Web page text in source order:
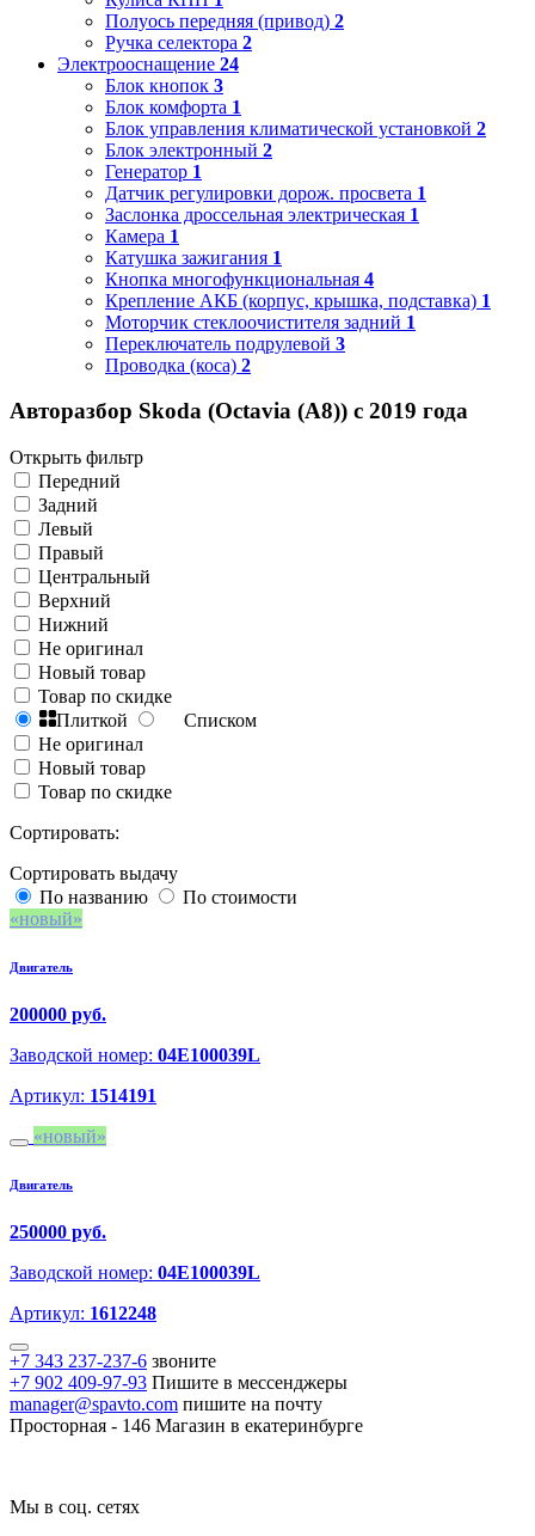
Полуось передняя (привод) 2
Ручка селектора 2
Электрооснащение 24
Блок кнопок 3
Блок комфорта 1
Блок управления климатической установкой 2
Блок электронный 2
Генератор 1
Датчик регулировки дорож. просвета 1
Заслонка дроссельная электрическая 1
Камера 1
Катушка зажигания 1
Кнопка многофункциональная 4
Крепление АКБ (корпус, крышка, подставка) 1
Моторчик стеклоочистителя задний 1
Переключатель подрулевой 3
Проводка (коса) 2
Авторазбор Skoda (Octavia (A8)) с 2019 года
Открыть фильтр
Передний
Задний
Левый
Правый
Центральный
Верхний
Нижний
Не оригинал
Новый товар
Товар по скидке
Плиткой
Списком
Не оригинал
Новый товар
Товар по скидке
Сортировать:
Сортировать выдачу
По названию
По стоимости
новый
Двигатель
200000 руб.
Заводской номер: 04E100039L
Артикул: 1514191
новый
Двигатель
250000 руб.
Заводской номер: 04E100039L
Артикул: 1612248
+7 343 237-237-6 звоните
+7 902 409-97-93 Пишите в мессенджеры
manager@spavto.com пишите на почту
Просторная - 146 Магазин в екатеринбурге
Мы в соц. сетях